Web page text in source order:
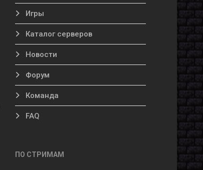
Игры
Каталог серверов
Новости
Форум
Команда
FAQ
ПО СТРИМАМ